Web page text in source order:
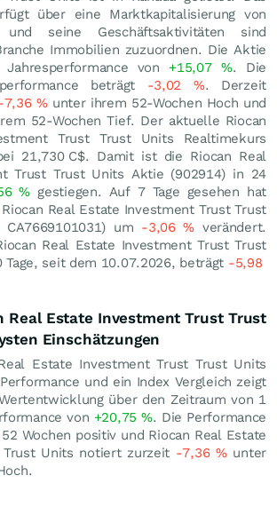
über eine Marktkapitalisierung von
und seine Geschäftsaktivitäten sind
Immobilien zuzuordnen. Die Aktie
von +15,07%. Die
beträgt -3,02 %. Derzeit
7,36 %unter ihrem 52-Wochen Hoch und
52-Wochen Tief. Der aktuelle Riocan
Trust Trust Units Realtimekurs
21,730 C$. Damit ist die Riocan Real
Trust Trust Units Aktie (902914) in 24
% gestiegen. Auf 7 Tage gesehen hat
Real Estate Investment Trust Trust
um -3,06% verändert.
Real Estate Investment Trust Trust
seit dem 10.07.2026, beträgt -5,98
Real Estate Investment Trust Trust
Einschätzungen
Estate Investment Trust Trust Units
und ein Index Vergleich zeigt
über den Zeitraum von 1
von +20,75%. Die Performance
Wochen positiv und Riocan Real Estate
Units notiert zurzeit -7,36%unter